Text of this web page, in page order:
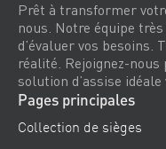
Prêt à transformer
nous. Notre équipe
d’évaluer vos besoins.
réalité. Rejoignez-nous
solution d’assise
Pages principales
Collection de sièges